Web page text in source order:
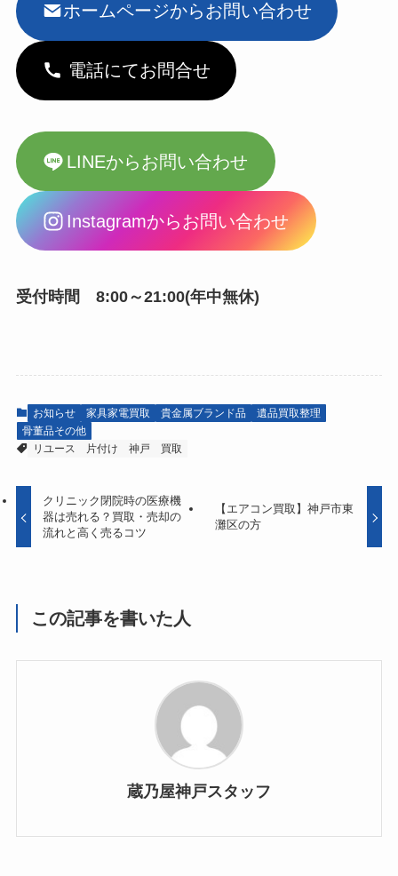
ホームページからお問い合わせ
電話にてお問合せ
LINEからお問い合わせ
Instagramからお問い合わせ
受付時間 8:00～21:00(年中無休)
お知らせ 家具家電買取 貴金属ブランド品
遺品買取整理
骨董品その他
リユース
片付け 神戸 買取
クリニック閉院時の医療機
器は売れる？買取・売却の
流れと高く売るコツ
【エアコン買取】神戸市東
灘区の方
この記事を書いた人
蔵乃屋神戸スタッフ